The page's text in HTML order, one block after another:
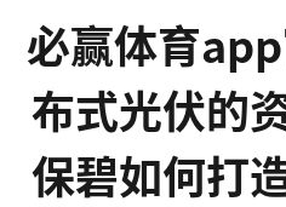
必赢体育
布式光伏的
保碧如何打